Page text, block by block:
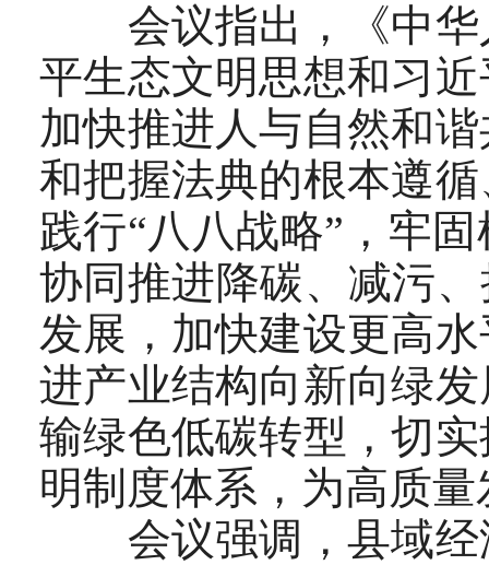
会议指出，《中华
平生态文明思想和习
加快推进人与自然和
和把握法典的根本遵
践行“八八战略”，牢
协同推进降碳、减污
发展，加快建设更高
进产业结构向新向绿
输绿色低碳转型，切
明制度体系，为高质
会议强调，县域经